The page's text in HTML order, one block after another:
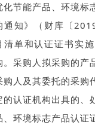
化节能产品、环境标
通知》（财库〔
清单和认证证书实
。采购人拟采购的产
购人及其委托的采购
的认证机构出具的、
、环境标志产品认证